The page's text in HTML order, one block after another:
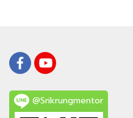
@Srikrungmentor